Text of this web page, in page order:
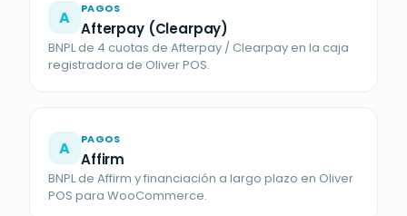
A PAGOS
Afterpay (Clearpay)
BNPL de 4 cuotas de Afterpay / Clearpay en la caja
registradora de Oliver POS.
A PAGOS
Affirm
BNPL de Affirm y financiación a largo plazo en Oliver
POS para WooCommerce.